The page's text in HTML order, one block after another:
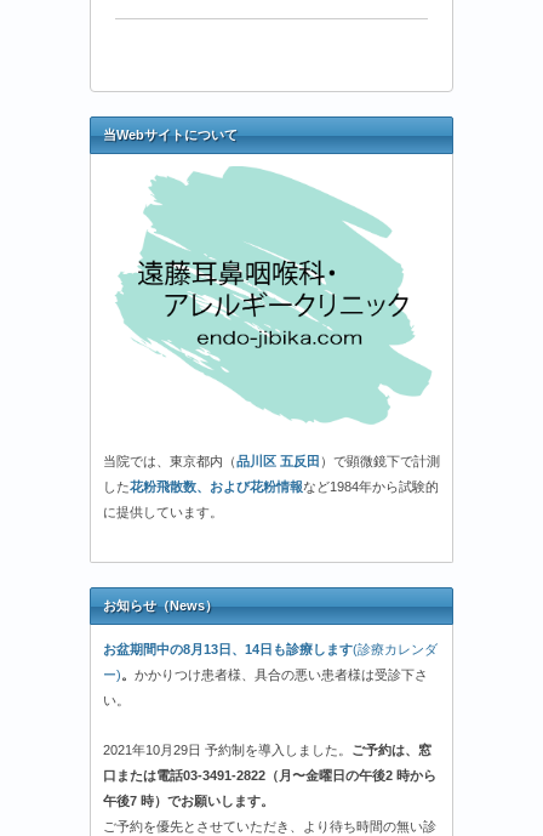
日-1
花
粉
報
当Webサイトについて
当院では、東京都内（品川区 五反田 ）で顕微鏡下で計測
した花粉飛散数、および花粉情報など1984年から試験的
に提供しています。
お知らせ（News）
お盆期間中の8月13日、14日も診療します(診療カレンダ
ー)。 かかりつけ患者様、具合の悪い患者様は受診下さ
い。
2021年10月29日 予約制を導入しました。 ご予約は、窓
口または電話03-3491-2822（月〜金曜日の午後2 時から
午後7 時）でお願いします。
ご予約を優先とさせていただき、より待ち時間の無い診